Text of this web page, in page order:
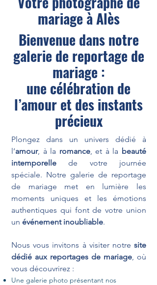
mariage à Alès
Bienvenue dans notre
galerie de reportage de
mariage :
une célébration de
l’amour et des instants
précieux
Plongez dans un univers dédié à
l’amour, à la romance, et à la beauté
intemporelle de votre journée
spéciale. Notre galerie de reportage
de mariage met en lumière les
moments uniques et les émotions
authentiques qui font de votre union
un événement inoubliable.
Nous vous invitons à visiter notre site
dédié aux reportages de mariage, où
vous découvrirez :
Une galerie photo présentant nos